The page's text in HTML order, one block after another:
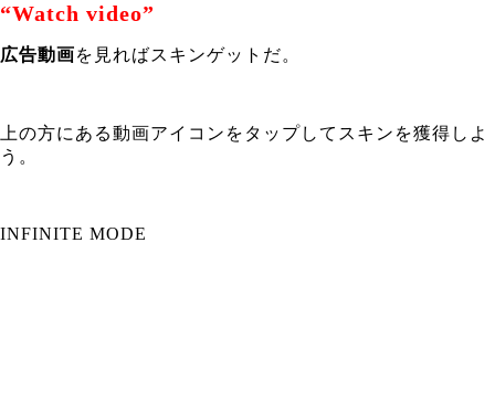
“Watch video”
広告動画を見ればスキンゲットだ。
上の方にある動画アイコンをタップしてスキンを獲得しよ
う。
INFINITE MODE